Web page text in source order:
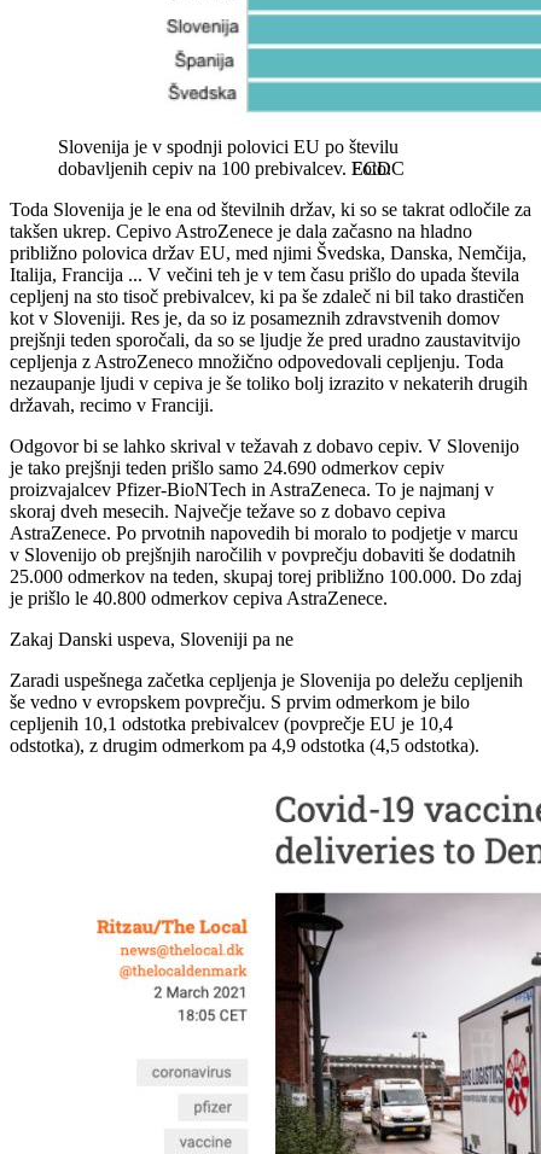
Slovenija je v spodnji polovici EU po številu
dobavljenih cepiv na 100 prebivalcev. ECDC
Toda Slovenija je le ena od številnih držav, ki so se takrat odločile za
takšen ukrep. Cepivo AstroZenece je dala začasno na hladno
približno polovica držav EU, med njimi Švedska, Danska, Nemčija,
Italija, Francija ... V večini teh je v tem času prišlo do upada števila
cepljenj na sto tisoč prebivalcev, ki pa še zdaleč ni bil tako drastičen
kot v Sloveniji. Res je, da so iz posameznih zdravstvenih domov
prejšnji teden sporočali, da so se ljudje že pred uradno zaustavitvijo
cepljenja z AstroZeneco množično odpovedovali cepljenju. Toda
nezaupanje ljudi v cepiva je še toliko bolj izrazito v nekaterih drugih
državah, recimo v Franciji.
Odgovor bi se lahko skrival v težavah z dobavo cepiv. V Slovenijo
je tako prejšnji teden prišlo samo 24.690 odmerkov cepiv
proizvajalcev Pfizer-BioNTech in AstraZeneca. To je najmanj v
skoraj dveh mesecih. Največje težave so z dobavo cepiva
AstraZenece. Po prvotnih napovedih bi moralo to podjetje v marcu
v Slovenijo ob prejšnjih naročilih v povprečju dobaviti še dodatnih
25.000 odmerkov na teden, skupaj torej približno 100.000. Do zdaj
je prišlo le 40.800 odmerkov cepiva AstraZenece.
Zakaj Danski uspeva, Sloveniji pa ne
Zaradi uspešnega začetka cepljenja je Slovenija po deležu cepljenih
še vedno v evropskem povprečju. S prvim odmerkom je bilo
cepljenih 10,1 odstotka prebivalcev (povprečje EU je 10,4
odstotka), z drugim odmerkom pa 4,9 odstotka (4,5 odstotka).